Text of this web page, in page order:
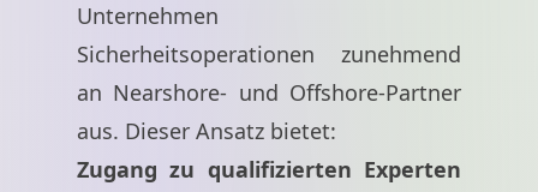
Unternehmen
Sicherheitsoperationen zunehmend
an Nearshore- und Offshore-Partner
aus. Dieser Ansatz bietet:
Zugang zu qualifizierten Experten